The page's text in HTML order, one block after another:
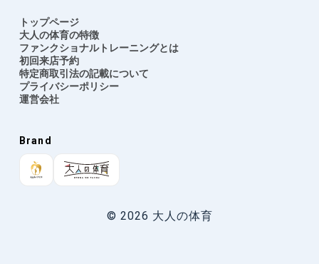
トップページ
大人の体育の特徴
ファンクショナルトレーニングとは
初回来店予約
特定商取引法の記載について
プライバシーポリシー
運営会社
Brand
© 2026 大人の体育